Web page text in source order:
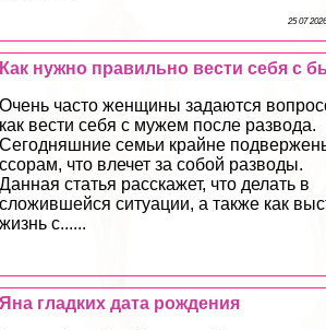
25 07
Как нужно правильно вести себя с
Очень часто женщины задаются
как вести себя с мужем после развода.
Сегодняшние семьи крайне
ссорам, что влечет за собой разводы.
Данная статья расскажет, что делать в
сложившейся ситуации, а также как
жизнь с......
Яна гладких дата рождения